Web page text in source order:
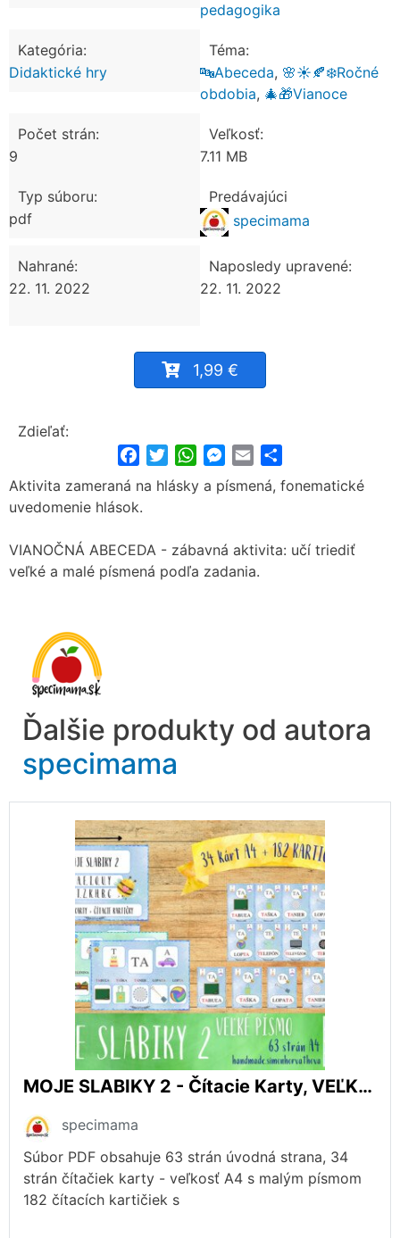
pedagogika
Kategória:
Didaktické hry
Téma:
🔤Abeceda, 🌸☀️🍂❄️Ročné
obdobia, 🎄🎁Vianoce
Počet strán:
9
Veľkosť:
7.11 MB
Typ súboru:
pdf
Predávajúci
specimama
Nahrané:
22. 11. 2022
Naposledy upravené:
22. 11. 2022
1,99 €
Zdieľať:
FacebookTwitterWhatsApp
Messenger
Email
Aktivita zameraná na hlásky a písmená, fonematické
uvedomenie hlások.
VIANOČNÁ ABECEDA - zábavná aktivita: učí triediť
veľké a malé písmená podľa zadania.
Ďalšie produkty od autora
specimama
MOJE SLABIKY 2 - Čítacie Karty, VEĽKÉ PÍSMO - a,e,i,o,u,y, t,z,k,h,b,c. Slabiky, čítanie, písanie, písmená, Kartičky
specimama
Súbor PDF obsahuje 63 strán úvodná strana, 34
strán čítačiek karty - veľkosť A4 s malým písmom
182 čítacích kartičiek s